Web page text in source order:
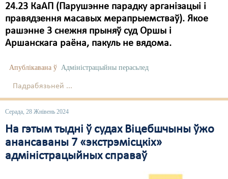
24.23 КаАП (Парушэнне парадку арганізацыі і
правядзення масавых мерапрыемстваў). Якое
рашэнне 3 снежня прыняў суд Оршы і
Аршанскага раёна, пакуль не вядома.
Апублікавана ў Адміністрацыйны перасьлед
Падрабязьней ...
Серада, 28 Жнівень 2024
На гэтым тыдні ў судах Віцебшчыны ўжо
анансаваны 7 «экстрэмісцкіх»
адміністрацыйных справаў